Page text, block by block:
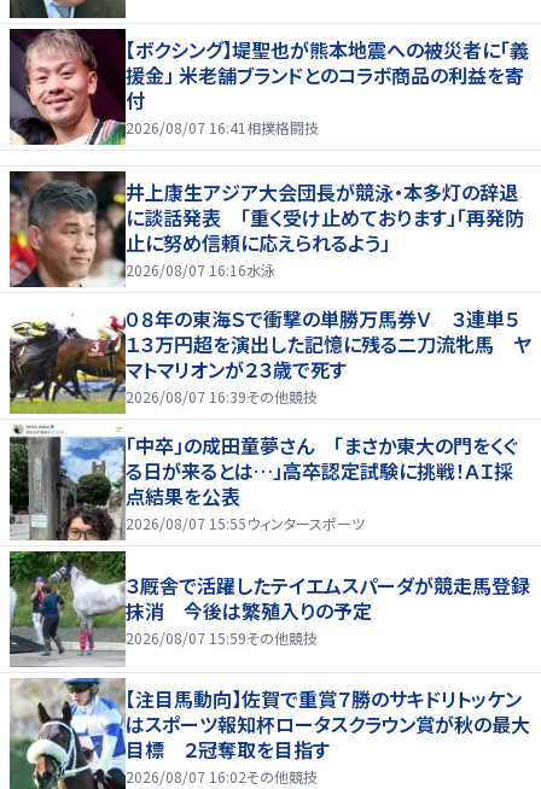
【ボクシング】堤聖也が熊本地震への被災者に「義
援金」 米老舗ブランドとのコラボ商品の利益を寄
付
2026/08/07 16:41 相撲格闘技
井上康生アジア大会団長が競泳・本多灯の辞退
に談話発表 「重く受け止めております」「再発防
止に努め信頼に応えられるよう」
2026/08/07 16:16水泳
０８年の東海Ｓで衝撃の単勝万馬券Ｖ ３連単５
１３万円超を演出した記憶に残る二刀流牝馬 ヤ
マトマリオンが２３歳で死す
2026/08/07 16:39その他競技
「中卒」の成田童夢さん 「まさか東大の門をくぐ
る日が来るとは…」高卒認定試験に挑戦！ＡＩ採
点結果を公表
2026/08/07 15:55ウィンタースポーツ
３厩舎で活躍したテイエムスパーダが競走馬登録
抹消 今後は繁殖入りの予定
2026/08/07 15:59その他競技
【注目馬動向】佐賀で重賞７勝のサキドリトッケン
はスポーツ報知杯ロータスクラウン賞が秋の最大
目標 ２冠奪取を目指す
2026/08/07 16:02その他競技